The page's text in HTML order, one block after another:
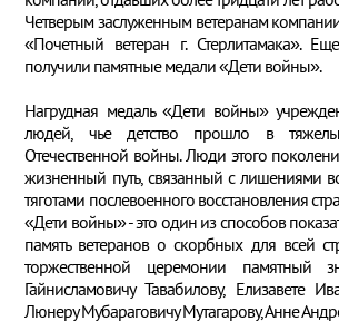
Четверым заслуженным ветеранам
«Почетный ветеран г. Стерлитамака».
получили памятные медали «Дети войны».
Нагрудная медаль «Дети войны»
людей, чье детство прошло в
Отечественной войны. Люди этого
жизненный путь, связанный с лишениями
тяготами послевоенного восстановления
«Дети войны» - это один из способов
память ветеранов о скорбных для всей
торжественной церемонии памятный
Гайнисламовичу Тавабилову, Елизавете
Люнеру Мубараговичу Мутагарову, Анне